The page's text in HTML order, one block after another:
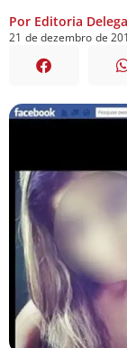
Por Editoria
21 de dezembro de